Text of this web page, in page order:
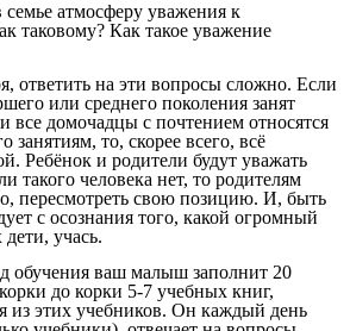
семье атмосферу уважения к
таковому? Как такое уважение
ответить на эти вопросы сложно. Если
или среднего поколения занят
все домочадцы с почтением относятся
занятиям, то, скорее всего, всё
Ребёнок и родители будут уважать
такого человека нет, то родителям
пересмотреть свою позицию. И, быть
с осознания того, какой огромный
учась.
обучения ваш малыш заполнит 20
до корки 5-7 учебных книг,
из этих учебников. Он каждый день